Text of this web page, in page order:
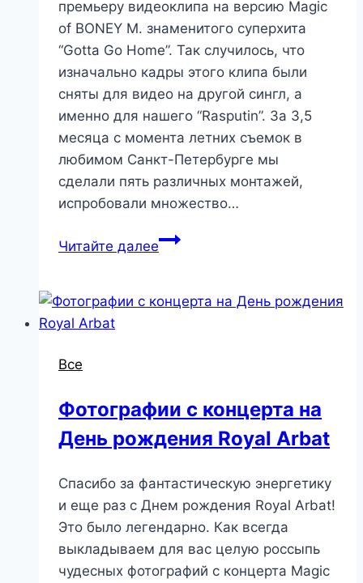
премьеру видеоклипа на версию Magic
of BONEY M. знаменитого суперхита
“Gotta Go Home”. Так случилось, что
изначально кадры этого клипа были
сняты для видео на другой сингл, а
именно для нашего “Rasputin”. За 3,5
месяца с момента летних съемок в
любимом Санкт-Петербурге мы
сделали пять различных монтажей,
испробовали множество…
Читайте далее
Все
Фотографии с концерта на
День рождения Royal Arbat
Спасибо за фантастическую энергетику
и еще раз с Днем рождения Royal Arbat!
Это было легендарно. Как всегда
выкладываем для вас целую россыпь
чудесных фотографий c концерта Magic